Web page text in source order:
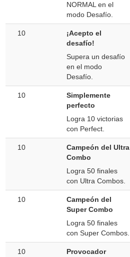
NORMAL en el
modo Desafío.
10
¡Acepto el
desafío!
Supera un desafío
en el modo
Desafío.
10
Simplemente
perfecto
Logra 10 victorias
con Perfect.
10
Campeón del Ultra
Combo
Logra 50 finales
con Ultra Combos.
10
Campeón del
Super Combo
Logra 50 finales
con Super Combos.
10
Provocador